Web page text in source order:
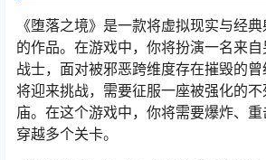
《堕落之境》是一款将虚拟现实与经
的作品。在游戏中，你将扮演一名来
战士，面对被邪恶跨维度存在摧毁的
将迎来挑战，需要征服一座被强化的
庙。在这个游戏中，你将需要爆炸、重
穿越多个关卡。